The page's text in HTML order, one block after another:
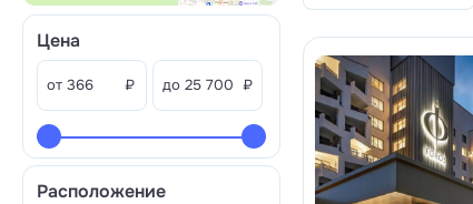
Цена
от ₽ до ₽
Расположение